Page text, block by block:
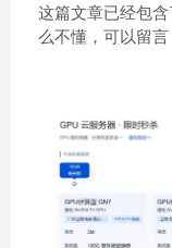
这篇文章已经包
么不懂，可以留言